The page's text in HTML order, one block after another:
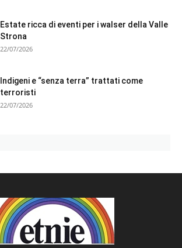
Estate ricca di eventi per i walser della Valle
Strona
22/07/2026
Indigeni e “senza terra” trattati come
terroristi
22/07/2026